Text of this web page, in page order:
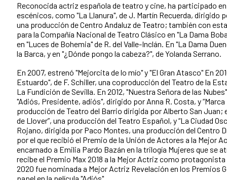
Reconocida actriz española de teatro y cine, ha participado
escénicos, como "La Llanura", de J. Martín Recuerda, dirigido
una producción de Centro Andaluz de Teatro; también con
para la Compañía Nacional de Teatro Clásico en "La Dama
en "Luces de Bohemia" de R. del Valle-Inclán. En "La Dama
la Barca, y en "¿Dónde pongo la cabeza?", de Yolanda Serrano.
En 2007, estrenó "Mejorcita de lo mío" y "El Gran Atasco" En
Estuardo", de F. Schiller, una coproducción del Teatro de la
La Fundición de Sevilla. En 2012, "Nuestra Señora de las
"Adiós, Presidente, adiós", dirigido por Anna R. Costa, y “Marca
producción de Teatro del Barrio dirigida por Alberto San Juan;
de Llover”, una producción del Teatro Español, y “La Ciudad
Rojano, dirigida por Paco Montes, una producción del Centro
por el que recibió el Premio de la Unión de Actores a la Mejor
encarnado a Emilia Pardo Bazán en la trilogía Mujeres que se
recibe el Premio Max 2018 a la Mejor Actriz como protagonista
2020 fue nominada a Mejor Actriz Revelación en los Premios